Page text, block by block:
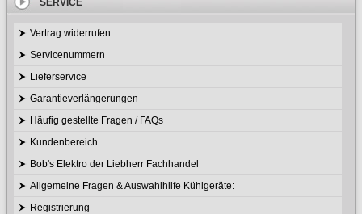
SERVICE
Vertrag widerrufen
Servicenummern
Lieferservice
Garantieverlängerungen
Häufig gestellte Fragen / FAQs
Kundenbereich
Bob's Elektro der Liebherr Fachhandel
Allgemeine Fragen & Auswahlhilfe Kühlgeräte:
Registrierung